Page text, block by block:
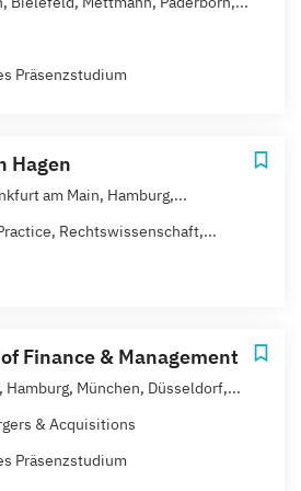
Präsenzstudium
Hagen
am Main, Hamburg,...
Rechtswissenschaft,...
Finance & Management
Hamburg, München, Düsseldorf,...
& Acquisitions
Präsenzstudium